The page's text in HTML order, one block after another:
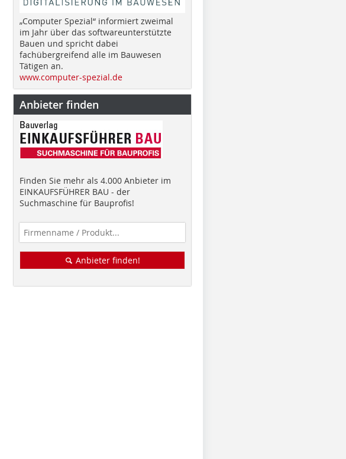
„Computer Spezial“ informiert zweimal
im Jahr über das softwareunterstützte
Bauen und spricht dabei
fachübergreifend alle im Bauwesen
Tätigen an.
www.computer-spezial.de
Anbieter finden
Finden Sie mehr als 4.000 Anbieter im
EINKAUFSFÜHRER BAU - der
Suchmaschine für Bauprofis!
Anbieter finden!